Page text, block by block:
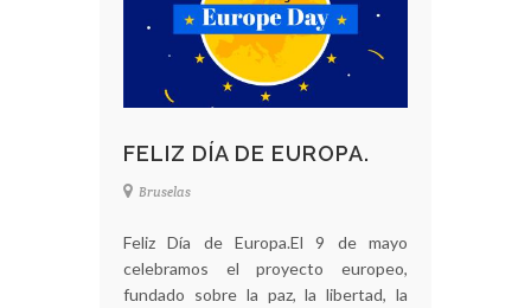
FELIZ DÍA DE EUROPA.
Bruselas
Feliz Día de Europa.El 9 de mayo
celebramos el proyecto europeo,
fundado sobre la paz, la libertad, la